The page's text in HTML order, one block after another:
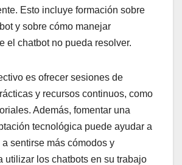
Esto incluye formación sobre
y sobre cómo manejar
el chatbot no pueda resolver.
es ofrecer sesiones de
y recursos continuos, como
Además, fomentar una
tecnológica puede ayudar a
a sentirse más cómodos y
utilizar los chatbots en su trabajo